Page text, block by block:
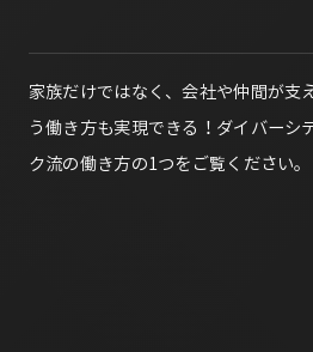
家族だけではなく、会社や仲間が支
う働き方も実現できる！ダイバーシ
ク流の働き方の1つをご覧ください。